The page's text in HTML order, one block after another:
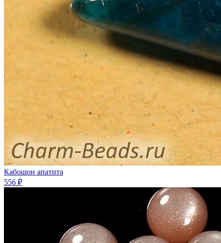
Кабошон апатита
556 ₽